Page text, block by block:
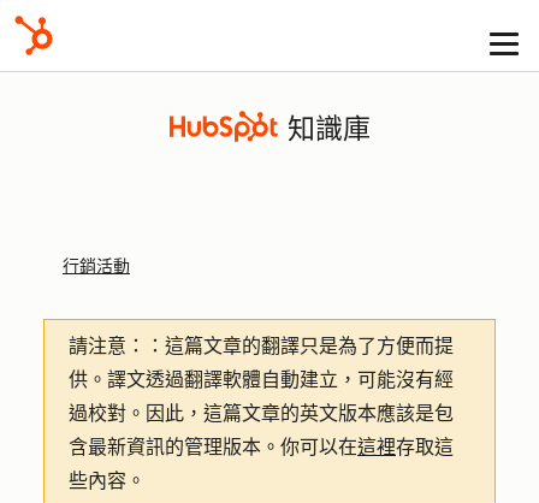
知識庫
行銷活動
請注意：
：這篇文章的翻譯只是為了方便而提
供。譯文透過翻譯軟體自動建立，可能沒有經
過校對。因此，這篇文章的英文版本應該是包
含最新資訊的管理版本。你可以在這裡存取這
些內容。